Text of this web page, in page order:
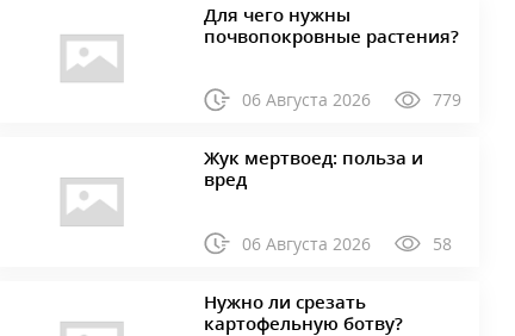
Для чего нужны
почвопокровные растения?
06 Августа 2026 779
Жук мертвоед: польза и
вред
06 Августа 2026 58
Нужно ли срезать
картофельную ботву?